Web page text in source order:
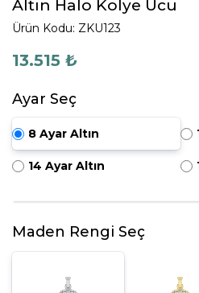
Altın Halo Kolye Ucu
Ürün Kodu: ZKU123
13.515 ₺
Ayar Seç
8 Ayar Altın
14 Ayar Altın
Maden Rengi Seç